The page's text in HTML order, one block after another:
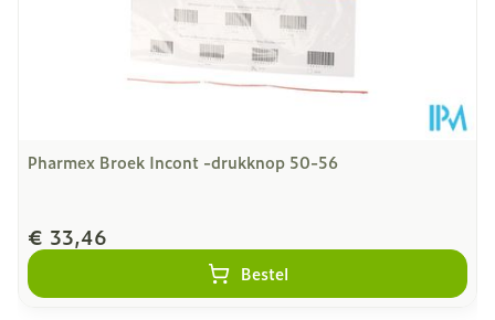
Pharmex Broek Incont -drukknop 50-56
€ 33,46
Bestel